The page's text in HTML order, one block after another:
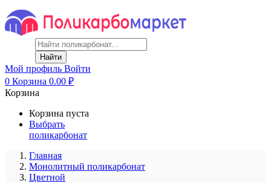
Найти
Мой профиль Войти
0 Корзина 0.00 ₽
Корзина
Корзина пуста
Выбрать
поликарбонат
Главная
Монолитный поликарбонат
Цветной